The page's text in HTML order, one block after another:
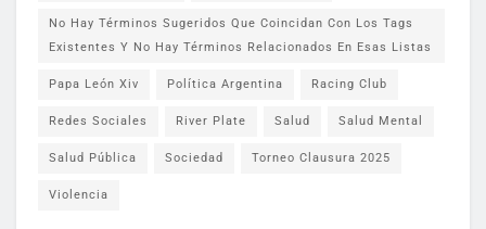
No Hay Términos Sugeridos Que Coincidan Con Los Tags
Existentes Y No Hay Términos Relacionados En Esas Listas
Papa León Xiv Política Argentina Racing Club
Redes Sociales River Plate Salud Salud Mental
Salud Pública Sociedad Torneo Clausura 2025
Violencia